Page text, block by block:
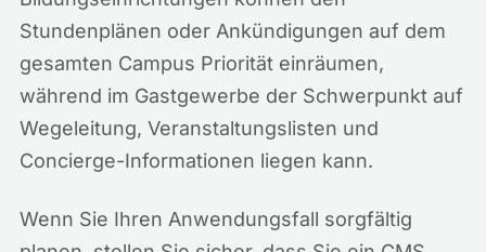
Stundenplänen oder Ankündigungen auf dem
gesamten Campus Priorität einräumen,
während im Gastgewerbe der Schwerpunkt auf
Wegeleitung, Veranstaltungslisten und
Concierge-Informationen liegen kann.
Wenn Sie Ihren Anwendungsfall sorgfältig